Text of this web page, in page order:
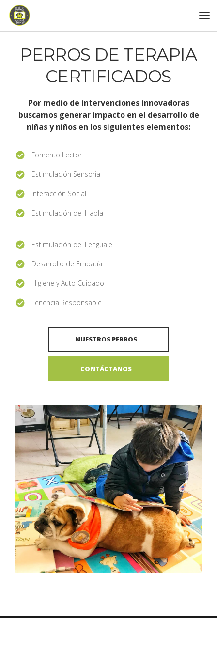
PERROS DE TERAPIA
CERTIFICADOS
Por medio de intervenciones innovadoras
buscamos generar impacto en el desarrollo de
niñas y niños en los siguientes elementos:
Fomento Lector
Estimulación Sensorial
Interacción Social
Estimulación del Habla
Estimulación del Lenguaje
Desarrollo de Empatía
Higiene y Auto Cuidado
Tenencia Responsable
NUESTROS PERROS
CONTÁCTANOS